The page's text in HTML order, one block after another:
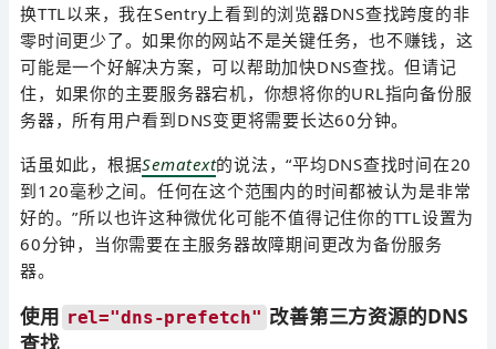
换TTL以来，我在Sentry上看到的浏览器DNS查找跨度的非
零时间更少了。如果你的网站不是关键任务，也不赚钱，这
可能是一个好解决方案，可以帮助加快DNS查找。但请记
住，如果你的主要服务器宕机，你想将你的URL指向备份服
务器，所有用户看到DNS变更将需要长达60分钟。
话虽如此，根据Sematext的说法，“平均DNS查找时间在20
到120毫秒之间。任何在这个范围内的时间都被认为是非常
好的。”所以也许这种微优化可能不值得记住你的TTL设置为
60分钟，当你需要在主服务器故障期间更改为备份服务
器。
使用 rel="dns-prefetch" 改善第三方资源的DNS
查找